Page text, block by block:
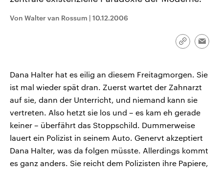
Bundesland von einer Koalition aus
Umfragen, Prognosen,
mit großem Einfluss auf
Von Walter van Rossum | 10.12.2006
Link
Dana Halter hat es eilig an diesem Freitagmorgen. Sie
ist mal wieder spät dran. Zuerst wartet der Zahnarzt
auf sie, dann der Unterricht, und niemand kann sie
vertreten. Also hetzt sie los und – es kam eh gerade
keiner – überfährt das Stoppschild. Dummerweise
lauert ein Polizist in seinem Auto. Genervt akzeptiert
Dana Halter, was da folgen müsste. Allerdings kommt
es ganz anders. Sie reicht dem Polizisten ihre Papiere,